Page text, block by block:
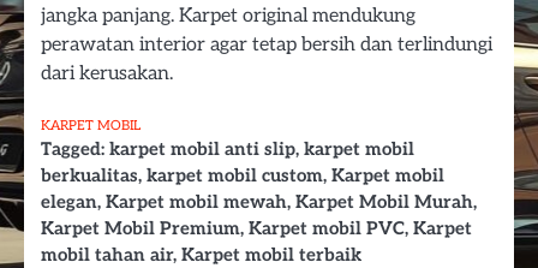
jangka panjang. Karpet original mendukung
perawatan interior agar tetap bersih dan terlindungi
dari kerusakan.
KARPET MOBIL
Tagged: karpet mobil anti slip, karpet mobil
berkualitas, karpet mobil custom, Karpet mobil
elegan, Karpet mobil mewah, Karpet Mobil Murah,
Karpet Mobil Premium, Karpet mobil PVC, Karpet
mobil tahan air, Karpet mobil terbaik